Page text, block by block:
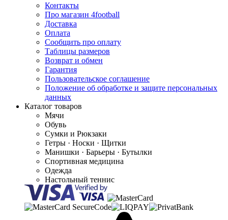
Контакты
Про магазин 4football
Доставка
Оплата
Сообщить про оплату
Таблицы размеров
Возврат и обмен
Гарантия
Пользовательское соглашение
Положение об обработке и защите персональных
данных
Каталог товаров
Мячи
Обувь
Сумки и Рюкзаки
Гетры · Носки · Щитки
Манишки · Барьеры · Бутылки
Спортивная медицина
Одежда
Настольный теннис